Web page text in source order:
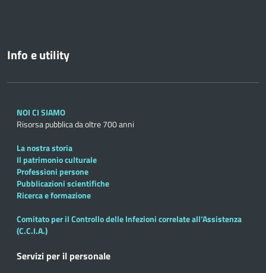
Info e utility
NOI CI SIAMO
Risorsa pubblica da oltre 700 anni
La nostra storia
Il patrimonio culturale
Professioni persone
Pubblicazioni scientifiche
Ricerca e formazione
Comitato per il Controllo delle Infezioni correlate all’Assistenza
(C.C.I.A.)
Servizi per il personale